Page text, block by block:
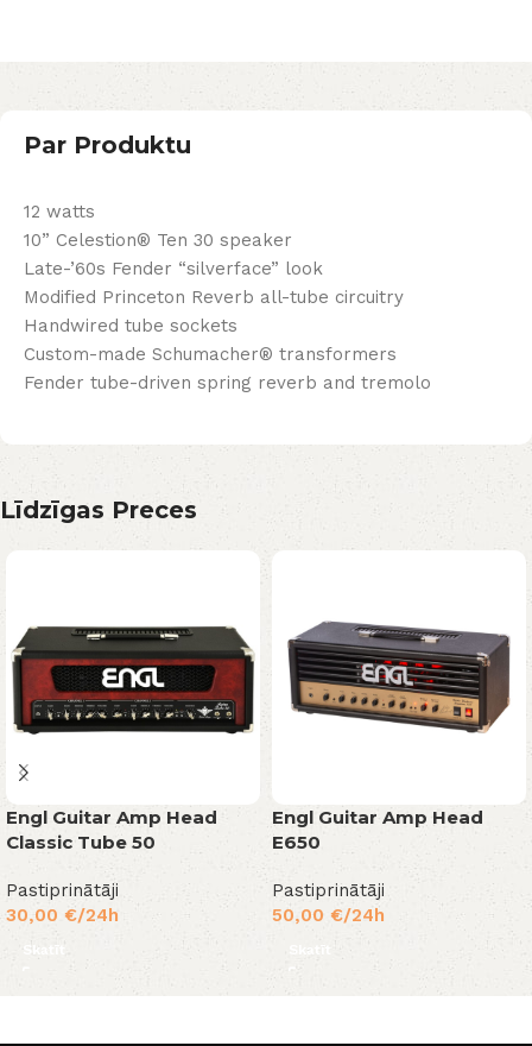
Par Produktu
12 watts
10” Celestion® Ten 30 speaker
Late-’60s Fender “silverface” look
Modified Princeton Reverb all-tube circuitry
Handwired tube sockets
Custom-made Schumacher® transformers
Fender tube-driven spring reverb and tremolo
Līdzīgas Preces
Engl Guitar Amp Head
Classic Tube 50
Pastiprinātāji
30,00 €/24h
Skatīt
Engl Guitar Amp Head
E650
Pastiprinātāji
50,00 €/24h
Skatīt